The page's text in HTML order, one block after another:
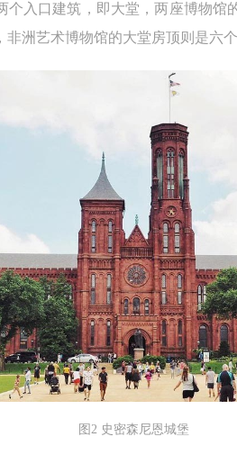
个入口建筑，即大堂，两座博物
洲艺术博物馆的大堂房顶则是六个
图2 史密森尼恩城堡
术馆出版授权协议书
《中央美术学院美术馆》（以下简称
学院美术馆公共教育部组织的公益性活动
人的图像、照片、文字、著作、活动成果
央美术学院用作发表、出版。中央美术
体形式公开出版，并同意编入《中国知
》《中央美术学院美术馆资料库》等相
中央美术学院中使用和在互联网上传播
。
美术馆活动安全免责协议书
术馆出版授权协议书
《中央美术学院美术馆》（以下简称
学院美术馆公共教育部组织的公益性活动
人的图像、照片、文字、著作、活动成果
央美术学院用作发表、出版。中央美术
体形式公开出版，并同意编入《中国知
》《中央美术学院美术馆资料库》等相
中央美术学院中使用和在互联网上传播
。
美术馆活动安全免责协议书
术馆出版授权协议书
《中央美术学院美术馆》（以下简称
学院美术馆公共教育部组织的公益性活动
人的图像、照片、文字、著作、活动成果
央美术学院用作发表、出版。中央美术
体形式公开出版，并同意编入《中国知
》《中央美术学院美术馆资料库》等相
中央美术学院中使用和在互联网上传播
。
美术馆活动安全免责协议书
手机号码将作为您的登录账号
验证码
登录
可使用雅昌艺术网会员账户登录